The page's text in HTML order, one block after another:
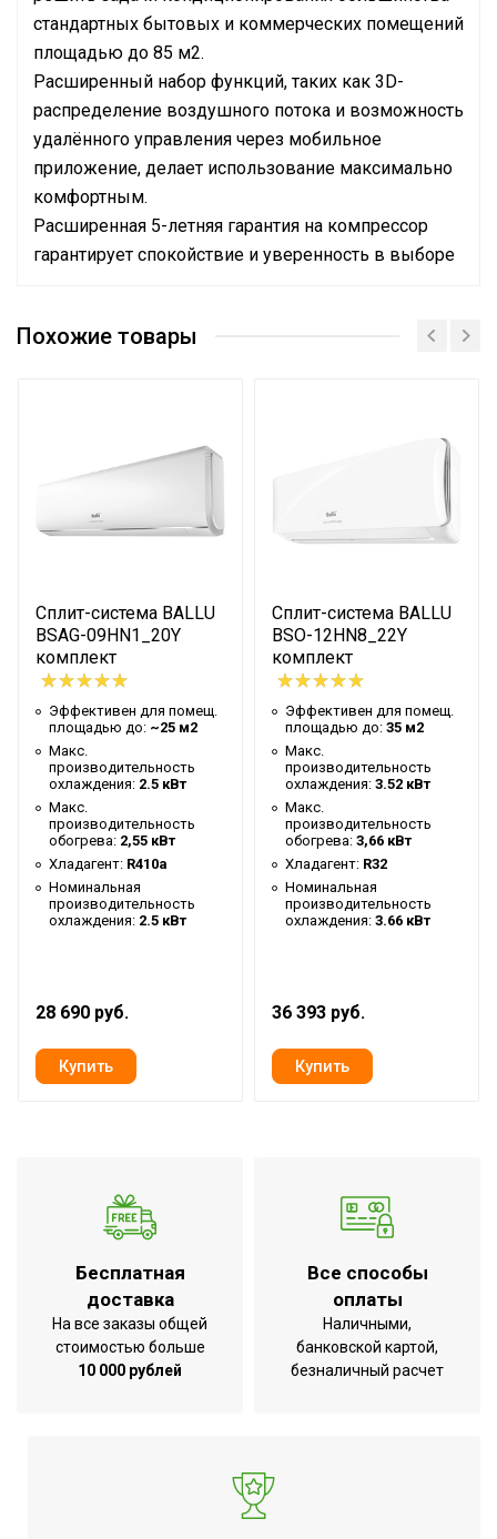
стандартных бытовых и коммерческих помещений
площадью до 85 м2.
Расширенный набор функций, таких как 3D-
распределение воздушного потока и возможность
удалённого управления через мобильное
приложение, делает использование максимально
комфортным.
Расширенная 5-летняя гарантия на компрессор
гарантирует спокойствие и уверенность в выборе
производительность
приложения по Wi-Fi
съемного Wi-Fi
модуля
неисправности
Масса товара с упаковкой
(брутто)
36
Мин. рабочая температура
воздуха для внешнего
блока
-7
Подсветка пульта
Да
Таймер на отключение
Да
Работает с Марусей
Да
Работает с Алисой
Да
Таймер на включение
Да
Высота внешнего блока
0.455
Макс. расход воздуха
Память заданных
параметров работы
Работает с HOMMYN
Глубина внешнего блока
0.233
Бренд
Ballu
1.3
Похожие товары
Сплит-система BALLU
BSAG-09HN1_20Y
комплект
Эффективен для помещ.
площадью до: ~25 м2
Макс.
производительность
охлаждения: 2.5 кВт
Макс.
производительность
обогрева: 2,55 кВт
Хладагент: R410a
Номинальная
производительность
охлаждения: 2.5 кВт
28 690 руб.
Сплит-система BALLU
BSO-12HN8_22Y
комплект
Эффективен для помещ.
площадью до: 35 м2
Макс.
производительность
охлаждения: 3.52 кВт
Макс.
производительность
обогрева: 3,66 кВт
Хладагент: R32
Номинальная
производительность
охлаждения: 3.66 кВт
36 393 руб.
Бесплатная
доставка
На все заказы общей
стоимостью больше
10 000 рублей
Все способы
оплаты
Наличными,
банковской картой,
безналичный расчет